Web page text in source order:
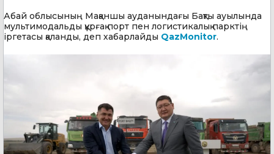
Абай облысының Мақаншы ауданындағы Бақты ауылында
мультимодальды құрғақ порт пен логистикалық парктің
іргетасы қаланды, деп хабарлайды QazMonitor.